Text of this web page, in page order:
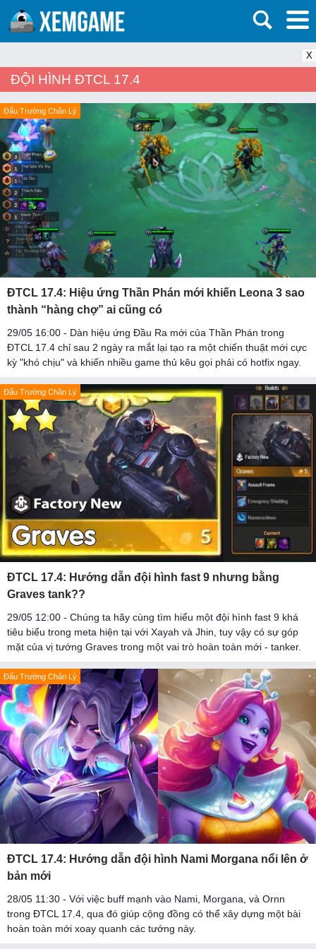
X
ĐỘI HÌNH ĐTCL 17.4
Đấu Trường Chân Lý
ĐTCL 17.4: Hiệu ứng Thần Phán mới khiến Leona 3 sao
thành “hàng chợ” ai cũng có
29/05 16:00 - Dàn hiệu ứng Đầu Ra mới của Thần Phán trong
ĐTCL 17.4 chỉ sau 2 ngày ra mắt lại tạo ra một chiến thuật mới cực
kỳ "khó chịu" và khiến nhiều game thủ kêu gọi phải có hotfix ngay.
Đấu Trường Chân Lý
ĐTCL 17.4: Hướng dẫn đội hình fast 9 nhưng bằng
Graves tank??
29/05 12:00 - Chúng ta hãy cùng tìm hiểu một đội hình fast 9 khá
tiêu biểu trong meta hiện tại với Xayah và Jhin, tuy vậy có sự góp
mặt của vị tướng Graves trong một vai trò hoàn toàn mới - tanker.
Đấu Trường Chân Lý
ĐTCL 17.4: Hướng dẫn đội hình Nami Morgana nổi lên ở
bản mới
28/05 11:30 - Với việc buff mạnh vào Nami, Morgana, và Ornn
trong ĐTCL 17.4, qua đó giúp cộng đồng có thể xây dựng một bài
hoàn toàn mới xoay quanh các tướng này.